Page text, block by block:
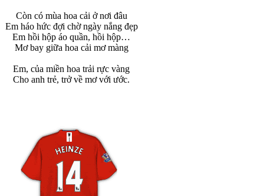
Còn có mùa hoa cải ở nơi đâu
Em háo hức đợi chờ ngày nắng đẹp
Em hồi hộp áo quần, hồi hộp…
Mơ bay giữa hoa cải mơ màng
Em, của miền hoa trải rực vàng
Cho anh trẻ, trở về mơ với ước.